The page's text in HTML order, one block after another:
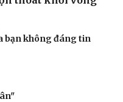
bạn không đáng tin